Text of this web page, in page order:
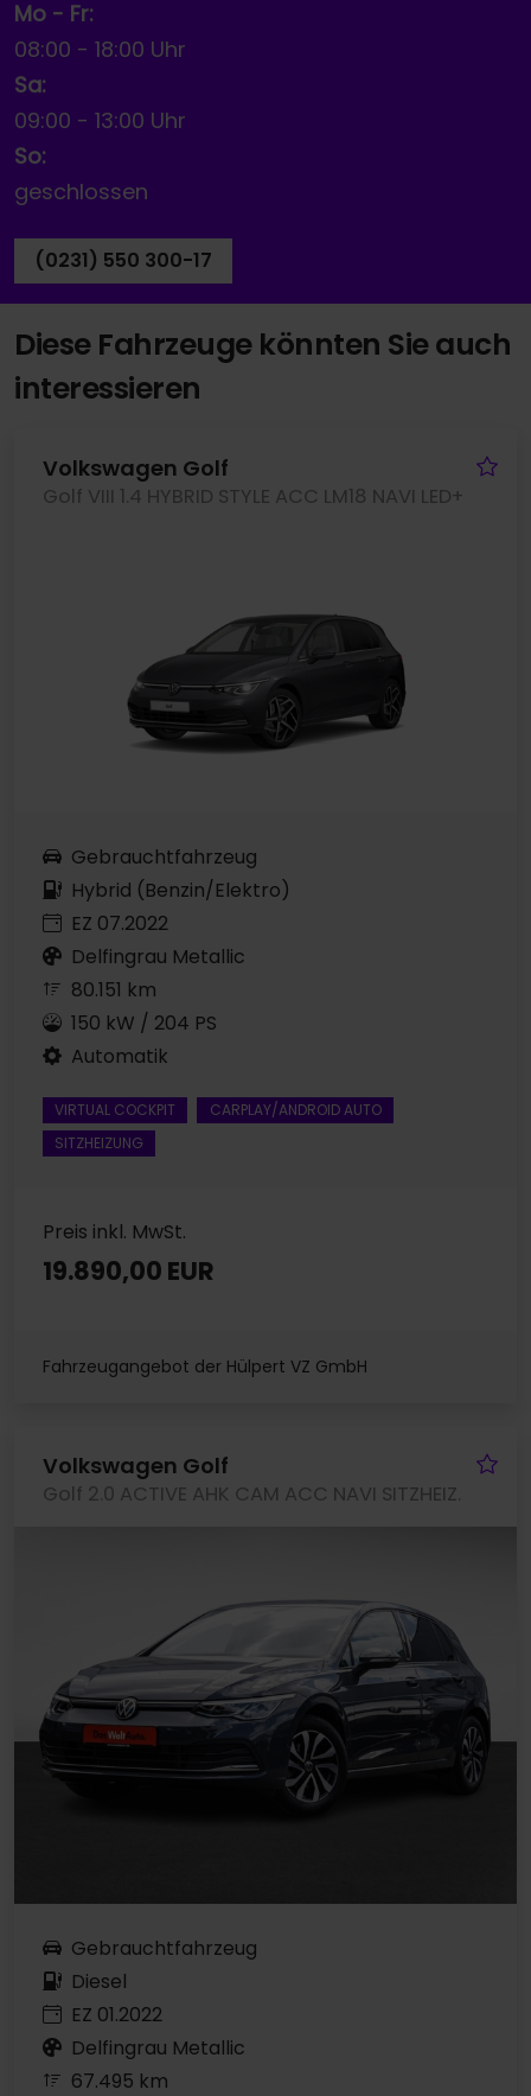
Mo - Fr:
08:00 - 18:00 Uhr
Sa:
09:00 - 13:00 Uhr
So:
geschlossen
(0231) 550 300-17
Diese Fahrzeuge könnten Sie auch
interessieren
Volkswagen Golf
Golf VIII 1.4 HYBRID STYLE ACC LM18 NAVI LED+
Gebrauchtfahrzeug
Hybrid (Benzin/Elektro)
EZ 07.2022
Delfingrau Metallic
80.151 km
150 kW / 204 PS
Automatik
VIRTUAL COCKPIT
CARPLAY/ANDROID AUTO
SITZHEIZUNG
Preis inkl. MwSt.
19.890,00 EUR
Fahrzeugangebot der Hülpert VZ GmbH
Volkswagen Golf
Golf 2.0 ACTIVE AHK CAM ACC NAVI SITZHEIZ.
Gebrauchtfahrzeug
Diesel
EZ 01.2022
Delfingrau Metallic
67.495 km